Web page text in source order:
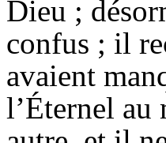
Dieu ;
confus ; il
avaient
l’Éternel au